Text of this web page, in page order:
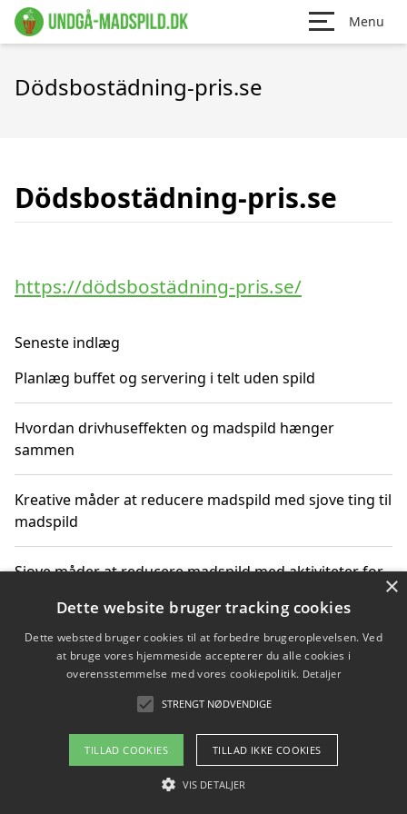
Menu
Dödsbostädning-pris.se
Dödsbostädning-pris.se
https://dödsbostädning-pris.se/
Seneste indlæg
Planlæg buffet og servering i telt uden spild
Hvordan drivhuseffekten og madspild hænger
sammen
Kreative måder at reducere madspild med sjove ting til
madspild
Sjove måder at reducere madspild med aktiviteter for
Hvor finder jeg nemme måltidskasser i Vejle
Om / kontakt
Blog Betingelser
×
Dette website bruger tracking cookies
Dette websted bruger cookies til at forbedre brugeroplevelsen. Ved
at bruge vores hjemmeside accepterer du alle cookies i
overensstemmelse med vores cookiepolitik. Detaljer
STRENGT NØDVENDIGE
TILLAD COOKIES TILLAD IKKE COOKIES
VIS DETALJER